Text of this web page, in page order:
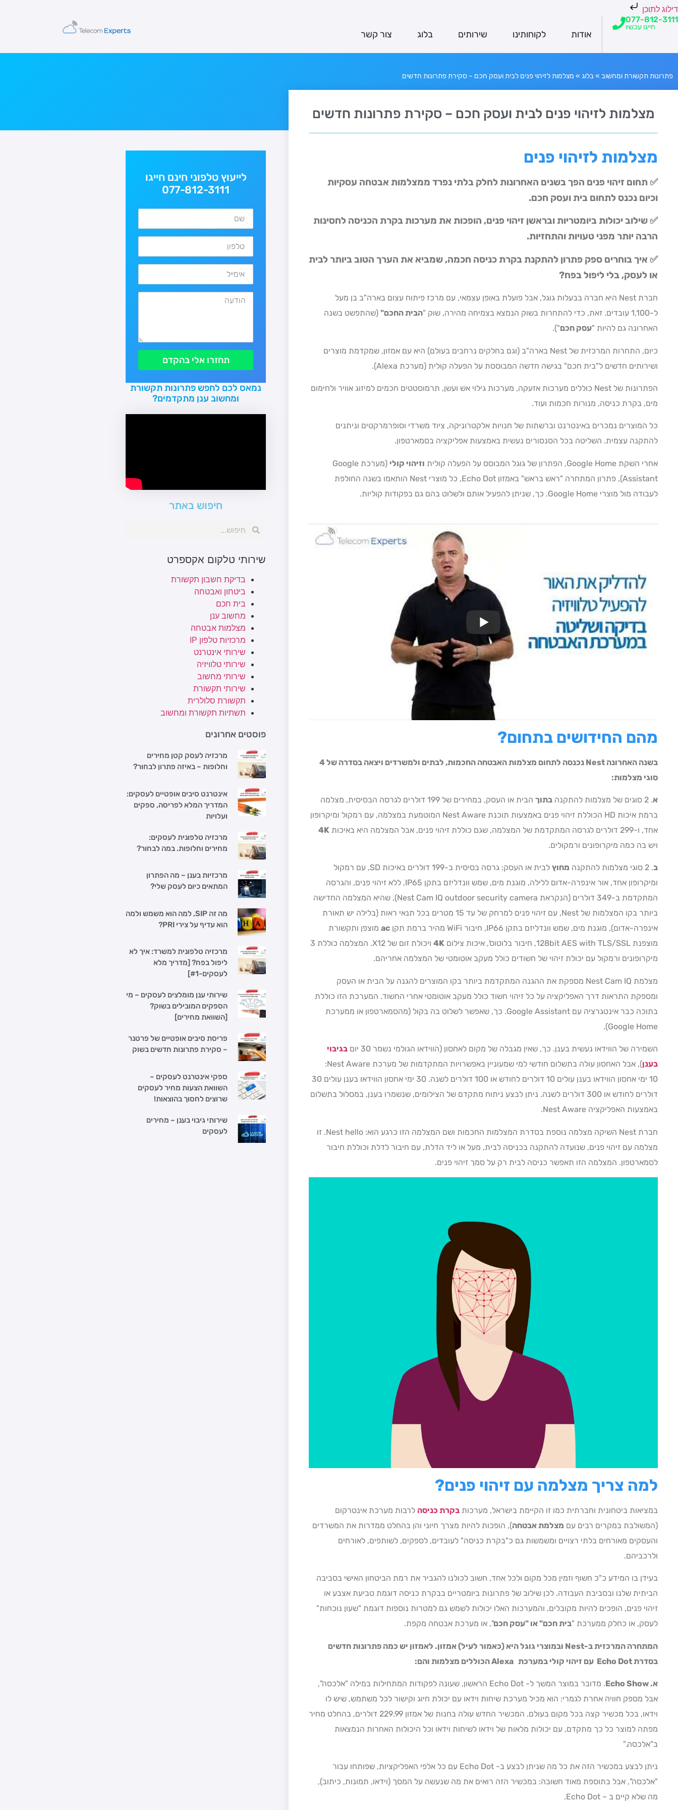
דילוג לתוכן
077-812-3111
חייגו עכשיו
אודות לקוחותינו שירותים בלוג צור קשר
פתרונות תקשורת ומחשוב »בלוג » מצלמות לזיהוי פנים לבית ועסק חכם – סקירת פתרונות חדשים
מצלמות לזיהוי פנים לבית ועסק חכם – סקירת פתרונות חדשים
מצלמות לזיהוי פנים
✅ תחום זיהוי פנים הפך בשנים האחרונות לחלק בלתי נפרד ממצלמות אבטחה עסקיות
וכיום נכנס לתחום בית ועסק חכם.
✅ שילוב יכולות ביומטריות ובראשן זיהוי פנים, הופכות את מערכות בקרת הכניסה לחסינות
הרבה יותר מפני טעויותוהתחזיות.
✅ איך בוחרים ספק פתרון להתקנת בקרת כניסה חכמה, שמביא את הערך הטוב ביותר לבית
או לעסק, בלי ליפול בפח?
חברת Nest היא חברה בבעלות גוגל, אבל פועלת באופן עצמאי, עם מרכז פיתוח עצום בארה"ב בן מעל
ל-1,100 עובדים. זאת, כדי להתחרות בשוק הנמצא בצמיחה מהירה, שוק "
הבית החכם" (שהתפשט בשנה
האחרונה גם להיות "עסק חכם").
כיום, התחרות המרכזית של Nest בארה"ב (וגם בחלקים נרחבים בעולם) היא עם אמזון, שמקדמת מוצרים
ושירותים חדשים ל"בית חכם" בגישה חדשה המבוססת על הפעלה קולית (מערכת Alexa).
הפתרונות של Nest כוללים מערכות אזעקה, מערכות גילוי אש ועשן, תרמוסטטים חכמים למיזוג אוויר ולחימום
מים, בקרת כניסה, מנורות חכמות ועוד.
כל המוצרים נמכרים באינטרנט וברשתות של חנויות אלקטרוניקה, ציוד משרדי וסופרמרקטים וניתנים
להתקנה עצמית. השליטה בכל הסנסורים נעשית באמצעות אפליקציה בסמארטפון.
אחרי השקת Google Home, הפתרון של גוגל המבוסס על הפעלה קולית וזיהוי קולי
(מערכת Google
Assistant), פתרון המתחרה "ראש בראש" באמזון Echo Dot, כל מוצרי Nest הותאמו בשנה החולפת
לעבודה מול מוצרי Google Home. כך, שניתן להפעיל אותם ולשלוט בהם גם בפקודות קוליות.
מהם החידושים בתחום?
בשנה האחרונה Nest נכנסה לתחום מצלמות האבטחה
החכמות, לבתים ולמשרדים ויצאה בסדרה של 4
סוגי מצלמות:
א. 2 סוגים של מצלמות להתקנה בתוך
הבית או העסק, במחירים של 199 דולרים לגרסה הבסיסית, מצלמה
ברמת איכות HD הכוללת זיהוי פנים באמצעות תוכנת Nest Aware המוטמעת במצלמה, עם רמקול ומיקרופון
אחד, ו-299 דולרים לגרסה המתקדמת של המצלמה, שגם כוללת זיהוי פנים, אבל המצלמה היא באיכות
4K
ויש בה כמה מיקרופונים ורמקולים.
ב. 2 סוגי מצלמות להתקנה מחוץ
לבית או העסק: גרסה בסיסית ב-199 דולרים באיכות SD, עם רמקול
ומיקרופון אחד, אור אינפרה-אדום ללילה, מוגנת מים, שמש וונדליזם בתקן IP65, ללא זיהוי פנים, והגרסה
המתקדמת ב-349 דולרים (הנקראת Nest Cam IQ outdoor security camera), שהיא המצלמה החדישה
ביותר בקו המצלמות של Nest, עם זיהוי פנים למרחק של עד 15 מטרים בכל תנאי ראות (בלילה יש תאורת
אינפרה-אדום), מוגנת מים, שמש וונדליזם בתקן IP66, חיבור WiFi מהיר ברמת תקן
ac מוצפן ותקשורת
מוצפנת 128bit AES with TLS/SSL, חיבור בלוטוס', איכות צילום
4K
ויכולת זום של X12. המצלמה כוללת 3
מיקרופונים ורמקול עם יכולת זיהוי של חשודים כולל מעקב אוטומטי של המצלמה אחריהם.
מצלמת Nest Cam IQ מספקת את ההגנה המתקדמת ביותר בקו המוצרים להגנה על הבית או העסק
ומספקת התראות דרך האפליקציה על כל זיהוי חשוד כולל מעקב אוטומטי אחרי החשוד. המערכת הזו כוללת
בתוכה כבר אינטגרציה עם Google Assistant. כך, שאפשר לשלוט בה בקול (מהסמארטפון או ממערכת
Google Home).
השמירה של הווידאו נעשית בענן. כך, שאין מגבלה של מקום לאחסון (הווידאו הגולמי נשמר 30 יום
בגיבוי
בענן), אבל האחסון עולה בתשלום חודשי למי שמעוניין באפשרויות המתקדמות של מערכת Nest Aware:
10 ימי אחסון הווידאו בענן עולים 10 דולרים לחודש או 100 דולרים לשנה. 30 ימי אחסון הווידאו בענן עולים 30
דולרים לחודש או 300 דולרים לשנה. ניתן לבצע ניתוח מתקדם של הצילומים, שנשמרו בענן, במסלול בתשלום
באמצעות האפליקציה Nest Aware.
חברת Nest השיקה מצלמה נוספת בסדרת המצלמות החכמות ושם המצלמה הזו כרגע הוא: Nest hello. זו
מצלמה עם זיהוי פנים, שנועדה להתקנה בכניסה לבית, מעל או ליד הדלת, עם חיבור לדלת וכוללת חיבור
לסמארטפון. המצלמה הזו תאפשר כניסה לבית רק על סמך זיהוי פנים.
למה צריך מצלמה עם זיהוי פנים?
במציאות ביטחונית וחברתית כמו זו הקיימת בישראל, מערכות בקרת כניסה לרבות מערכת אינטרקום
(המשולבת במקרים רבים עם מצלמת אבטחה), הופכות להיות מצרך חיוני והן בהחלט ממדרות את המשרדים
והעסקים מאורחים בלתי רצויים ומשמשות גם כ"בקרת כניסה" לעובדים, לספקים, לשותפים, לאורחים
ולרכביהם.
בעידן בו המידע כ"כ חשוף וזמין מכל מקום ולכל אחד, חשוב לכולנו להגביר את רמת הביטחון האישי בסביבה
הביתית שלנו ובסביבת העבודה. לכן שילוב של פתרונות ביומטריים בבקרת כניסה דוגמת טביעת אצבע או
זיהוי פנים, הופכים להיות מקובלים, והמערכות האלו יכולות לשמש גם למטרות נוספות דוגמת "שעון נוכחות"
לעסק, או כחלק ממערכת "בית חכם" או "עסק חכם", או מערכת אבטחה מקפת.
המתחרה המרכזית ב-Nest ובמוצרי גוגל היא (כאמור לעיל) אמזון. לאמזון יש כמה פתרונות חדשים
בסדרת Echo Dot עם זיהוי קולי במערכת Alexa הכוללים מצלמות והם:
א. Echo Show
. מדובר במוצר המשך ל- Echo Dot הראשון, שעונה לפקודות המתחילות במילה "אלכסה",
אבל מספק חוויה אחרת לגמרי: הוא מכיל מערכת שיחות וידאו עם יכולת חיוג וקישור לכל משתמש, שיש לו
וידאו, בכל מכשיר קצה בכל מקום בעולם. המכשיר החדש עולה בחנות של אמזון 229.99 דולרים, בהחלט מחיר
מפתה למוצר כל כך מתקדם, עם יכולות מלאות של וידאו לשיחות וידאו וכל היכולות האחרות הנמצאות
ב"אלכסה."
ניתן לבצע במכשיר הזה את כל מה שניתן לבצע ב- Echo Dot עם כל אלפי האפליקציות, שפותחו עבור
"אלכסה", אבל בתוספת מאוד חשובה: במכשיר הזה רואים את מה שנעשה על המסך (וידאו, תמונות, כיתוב),
מה שלא קיים ב – Echo Dot.
לייעוץ טלפוני חינם חייגו
077-812-3111
תחזרו אלי בהקדם
נמאס לכם לחפש פתרונות תקשורת
ומחשוב ענן מתקדמים?
חיפוש באתר
שירותי טלקום אקספרט
בדיקת חשבון תקשורת
ביטחון ואבטחה
בית חכם
מחשוב ענן
מצלמות אבטחה
מרכזיות טלפון IP
שירותי אינטרנט
שירותי טלוויזיה
שירותי מחשוב
שירותי תקשורת
תקשורת סלולרית
תשתיות תקשורת ומחשוב
פוסטים אחרונים
מרכזיה לעסק קטן מחירים
וחלופות – באיזה פתרון לבחור?
אינטרנט סיבים אופטיים לעסקים:
המדריך המלא לפריסה, ספקים
ועלויות
מרכזיה טלפונית לעסקים:
מחירים וחלופות. במה לבחור?
מרכזיות בענן – מה הפתרון
המתאים כיום לעסק שלי?
מה זה SIP, למה הוא משמש ולמה
הוא עדיף על צירי PRI?
מרכזיה טלפונית למשרד: איך לא
ליפול בפח? [מדריך מלא
לעסקים-#1]
שירותי ענן מומלצים לעסקים – מי
הספקים המובילים בשוק?
[השוואת מחירים]
פריסת סיבים אופטיים של פרטנר
– סקירת פתרונות חדשים בשוק
ספקי אינטרנט לעסקים –
השוואת הצעות מחיר לעסקים
שרוצים לחסוך בהוצאות!
שירותי גיבוי בענן – מחירים
לעסקים